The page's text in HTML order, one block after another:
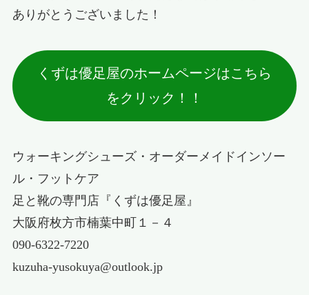
ありがとうございました！
くずは優足屋のホームページはこちら
をクリック！！
ウォーキングシューズ・オーダーメイドインソー
ル・フットケア
足と靴の専門店『くずは優足屋』
大阪府枚方市楠葉中町１－４
090-6322-7220
kuzuha-yusokuya@outlook.jp